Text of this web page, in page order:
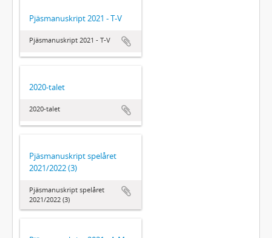
Pjäsmanuskript 2021 - T-V
Pjäsmanuskript 2021 - T-V
2020-talet
2020-talet
Pjäsmanuskript spelåret
2021/2022 (3)
Pjäsmanuskript spelåret
2021/2022 (3)